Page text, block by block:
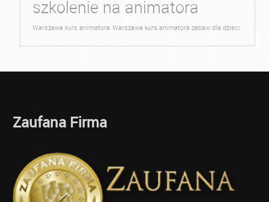
szkolenie na animatora
Warszawa kurs animatora Warszawa kurs animatora zabaw dla dzieci
Zaufana Firma